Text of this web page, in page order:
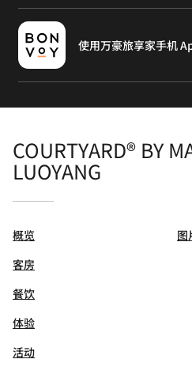
使用万豪旅享家手机
COURTYARD® BY
LUOYANG
概览
客房
餐饮
体验
活动
图